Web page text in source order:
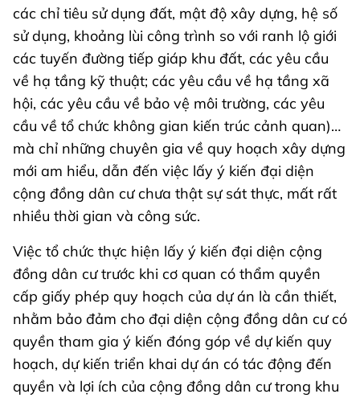
các chỉ tiêu sử dụng đất, mật độ xây dựng, hệ số
sử dụng, khoảng lùi công trình so với ranh lộ giới
các tuyến đường tiếp giáp khu đất, các yêu cầu
về hạ tầng kỹ thuật; các yêu cầu về hạ tầng xã
hội, các yêu cầu về bảo vệ môi trường, các yêu
cầu về tổ chức không gian kiến trúc cảnh quan)…
mà chỉ những chuyên gia về quy hoạch xây dựng
mới am hiểu, dẫn đến việc lấy ý kiến đại diện
cộng đồng dân cư chưa thật sự sát thực, mất rất
nhiều thời gian và công sức.
Việc tổ chức thực hiện lấy ý kiến đại diện cộng
đồng dân cư trước khi cơ quan có thẩm quyền
cấp giấy phép quy hoạch của dự án là cần thiết,
nhằm bảo đảm cho đại diện cộng đồng dân cư có
quyền tham gia ý kiến đóng góp về dự kiến quy
hoạch, dự kiến triển khai dự án có tác động đến
quyền và lợi ích của cộng đồng dân cư trong khu